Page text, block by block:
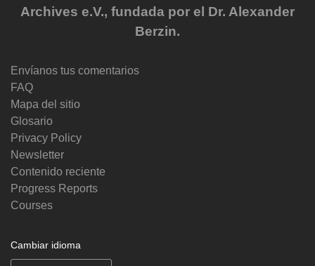
Archives e.V., fundada por el Dr. Alexander
Berzin.
Envíanos tus comentarios
FAQ
Mapa del sitio
Glosario
Privacy Policy
Newsletter
Contenido reciente
Progress Reports
Courses
Cambiar idioma